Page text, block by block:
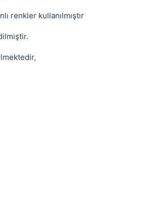
renkler kullanılmıştır